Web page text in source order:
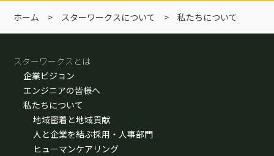
ホーム > スターワークスについて >私たちについて
スターワークスとは
企業ビジョン
エンジニアの皆様へ
私たちについて
地域密着と地域貢献
人と企業を結ぶ採用・人事部門
ヒューマンケアリング